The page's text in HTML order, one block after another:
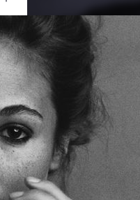
/
Fermer